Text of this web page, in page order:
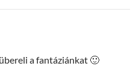
a fantáziánkat 🙂